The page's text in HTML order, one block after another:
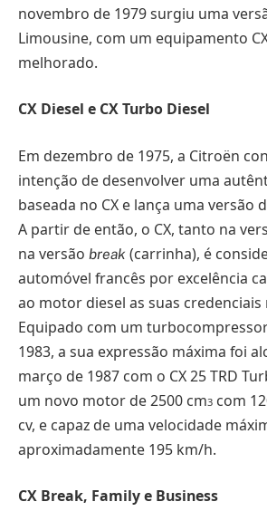
novembro de 1979 surgiu uma
Limousine, com um equipamento
melhorado.
CX Diesel e CX Turbo Diesel
Em dezembro de 1975, a Citroën
intenção de desenvolver uma
baseada no CX e lança uma versão
A partir de então, o CX, tanto na
na versão break (carrinha), é
automóvel francês por excelência
ao motor diesel as suas credenciais
Equipado com um
1983, a sua expressão máxima foi
março de 1987 com o CX 25 TRD
um novo motor de 2500 cm3 com
cv, e capaz de uma velocidade
aproximadamente 195 km/h.
CX Break, Family e Business